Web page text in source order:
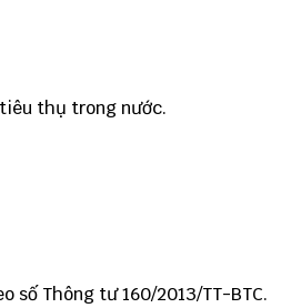
thụ trong nước.
số Thông tư 160/2013/TT-BTC.